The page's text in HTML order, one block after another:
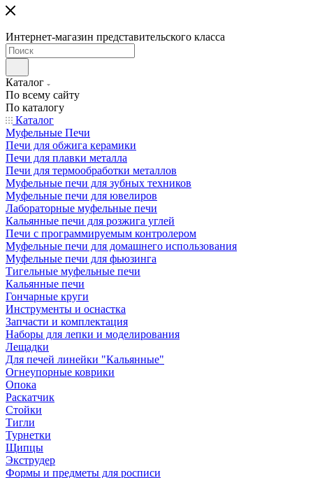
Интернет-магазин представительского класса
Каталог
По всему сайту
По каталогу
Каталог
Муфельные Печи
Печи для обжига керамики
Печи для плавки металла
Печи для термообработки металлов
Муфельные печи для зубных техников
Муфельные печи для ювелиров
Лабораторные муфельные печи
Кальянные печи для розжига углей
Печи с программируемым контролером
Муфельные печи для домашнего использования
Муфельные печи для фьюзинга
Тигельные муфельные печи
Кальянные печи
Гончарные круги
Инструменты и оснастка
Запчасти и комплектация
Наборы для лепки и моделирования
Лещадки
Для печей линейки "Кальянные"
Огнеупорные коврики
Опока
Раскатчик
Стойки
Тигли
Турнетки
Щипцы
Экструдер
Формы и предметы для росписи